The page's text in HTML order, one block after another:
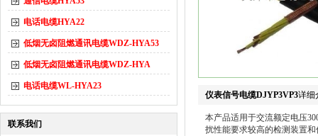
电话电缆HYA22
低烟无卤阻燃通讯电缆WDZ-HYA53
低烟无卤阻燃通讯电缆WDZ-HYA
电话电缆WL-HYA23
联系我们
仪表信号电缆DJYP3VP3详细
本产品适用于交流额定电压
扰性能要求较高的检测装置和